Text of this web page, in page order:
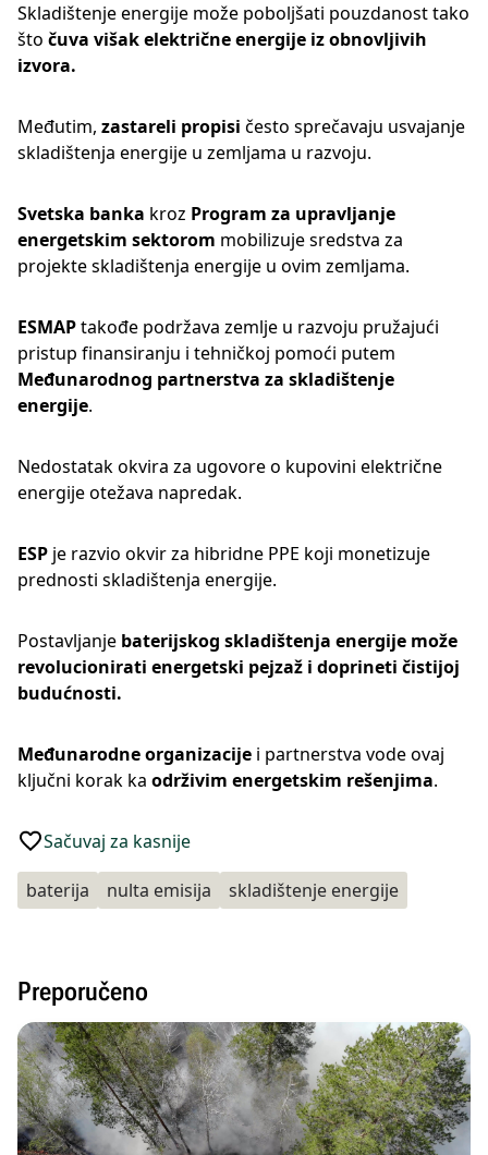
Skladištenje energije može poboljšati pouzdanost tako
što čuva višak električne energije iz obnovljivih
izvora.
Međutim, zastareli propisi često sprečavaju usvajanje
skladištenja energije u zemljama u razvoju.
Svetska banka kroz Program za upravljanje
energetskim sektorom mobilizuje sredstva za
projekte skladištenja energije u ovim zemljama.
ESMAPtakođe podržava zemlje u razvoju pružajući
pristup finansiranju i tehničkoj pomoći putem
Međunarodnog partnerstva za skladištenje
energije.
Nedostatak okvira za ugovore o kupovini električne
energije otežava napredak.
ESP je razvio okvir za hibridne PPE koji monetizuje
prednosti skladištenja energije.
Postavljanje baterijskog skladištenja energije može
revolucionirati energetski pejzaž i doprineti čistijoj
budućnosti.
Međunarodne organizacije i partnerstva vode ovaj
ključni korak ka održivim energetskim rešenjima.
Sačuvaj za kasnije
baterija nulta emisija skladištenje energije
Preporučeno